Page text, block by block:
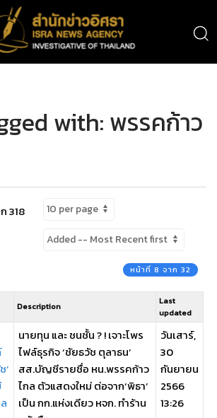
with: พรรคก้าว
318
หน้าที่ 8 จาก 32
Description
Last
updated
’
นายทุน และ ชนชั้น ? ! เจาะโพร
ไฟล์ธุรกิจ ‘ชัยธวัช ตุลาธน’
สส.บัญชีรายชื่อ หน.พรรคก้าว
ไกล ตัวแสดงใหม่ ต่อจาก‘พิธา’
เป็น กก.แห่งเดียว หจก. ทำร้าน
วันเสาร์,
30
กันยายน
2566
13:26